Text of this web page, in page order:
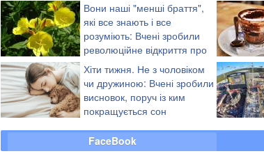
Вони наші "менші браття",
які все знають і все
розуміють: Вчені зробили
революційне відкриття про
рослини
Хіти тижня. Не з чоловіком
чи дружиною: Вчені зробили
висновок, поруч із ким
покращується сон
FaceBook